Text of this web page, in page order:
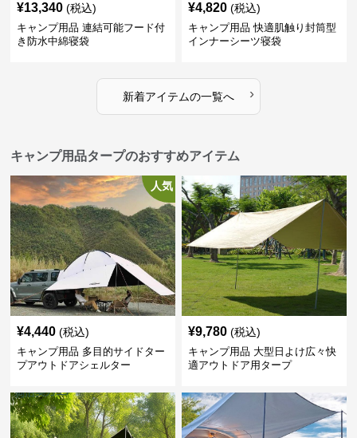
¥13,340 (税込)
キャンプ用品 連結可能フード付
き防水中綿寝袋
¥4,820 (税込)
キャンプ用品 快適肌触り封筒型
インナーシーツ寝袋
新着アイテムの一覧へ ›
キャンプ用品タープのおすすめアイテム
人気
¥4,440 (税込)
キャンプ用品 多目的サイドター
プアウトドアシェルター
¥9,780 (税込)
キャンプ用品 大型日よけ広々快
適アウトドア用タープ